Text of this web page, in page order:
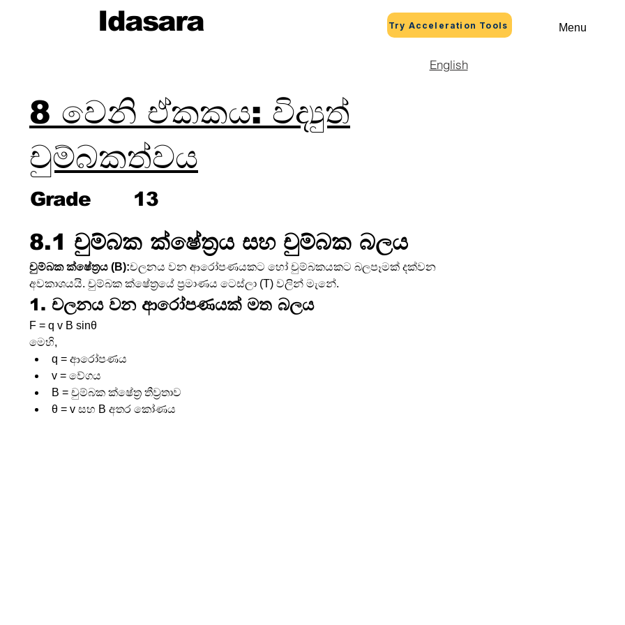
Idasara Try Acceleration Tools Menu
English
8 වෙනි ඒකකය: විද්‍යුත්
චුම්බකත්වය
Grade 13
8.1 චුම්බක ක්ෂේත්‍රය සහ චුම්බක බලය
චුම්බක ක්ෂේත්‍රය (B):චලනය වන ආරෝපණයකට හෝ චුම්බකයකට බලපෑමක් දක්වන
අවකාශයයි. චුම්බක ක්ෂේත්‍රයේ ප්‍රමාණය ටෙස්ලා (T) වලින් මැනේ.
1. චලනය වන ආරෝපණයක් මත බලය
F = q v B sinθ
මෙහි,
q = ආරෝපණය
v = වේගය
B = චුම්බක ක්ෂේත්‍ර තීව්‍රතාව
θ = v සහ B අතර කෝණය